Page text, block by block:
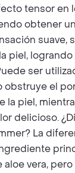
tensor en
obtener
suave,
piel,
ser
obstruye el
la piel,
delicioso.
La
vera,